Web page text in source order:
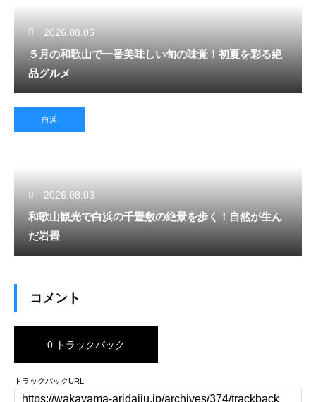
2026.08.05
５月の和歌山で一番美味しい旬の味覚！初夏を彩る絶
品グルメ
白浜
2026.08.03
和歌山観光で白浜の千畳敷の絶景を歩く！自然が生ん
だ岩畳
コメント
0 トラックバック
トラックバックURL